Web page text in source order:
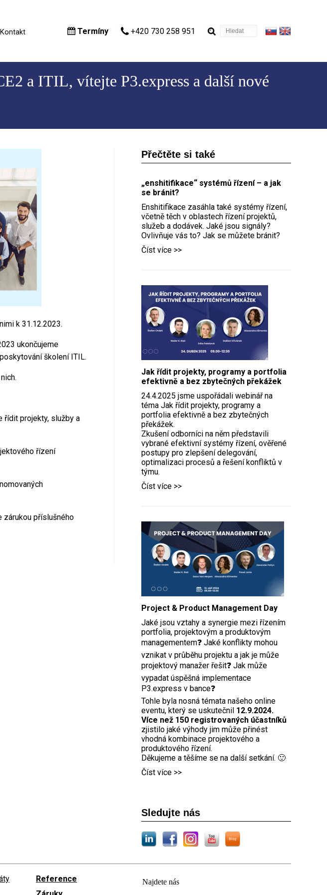
Kontakt Hledat
Termíny +420 730 258 951
a ITIL, vítejte P3.express a další nové
k 31.12.2023.
ukončujeme
školení ITIL.
řídit projekty, služby a
řízení
zárukou příslušného
Přečtěte si také
„enshitifikace“ systémů řízení – a jak
se bránit?
Enshitifikace zasáhla také systémy řízení,
včetně těch v oblastech řízení projektů,
služeb a dodávek. Jaké jsou signály?
Ovlivňuje vás to? Jak se můžete bránit?
Číst více >>
Jak řídit projekty, programy a portfolia
efektivně a bez zbytečných překážek
24.4.2025 jsme uspořádali webinář na
téma Jak řídit projekty, programy a
portfolia efektivně a bez zbytečných
překážek.
Zkušení odborníci na něm představili
vybrané efektivní systémy řízení, ověřené
postupy pro zlepšení delegování,
optimalizaci procesů a řešení konfliktů v
týmu.
Číst více >>
Project & Product Management Day
Jaké jsou vztahy a synergie mezi řízením
portfolia, projektovým a produktovým
managementem❓ Jaké konflikty mohou
vznikat v průběhu projektu a jak je může
projektový manažer řešit❓ Jak může
vypadat úspěšná implementace
P3.express v bance❓
Tohle byla nosná témata našeho online
eventu, který se uskutečnil 12.9.2024.
Více než 150 registrovaných účastníků
zjistilo jaké výhody jim může přinést
vhodná kombinace projektového a
produktového řízení.
Děkujeme a těšíme se na další setkání. 🙂
Číst více >>
Sledujte nás
Reference
Najdete nás